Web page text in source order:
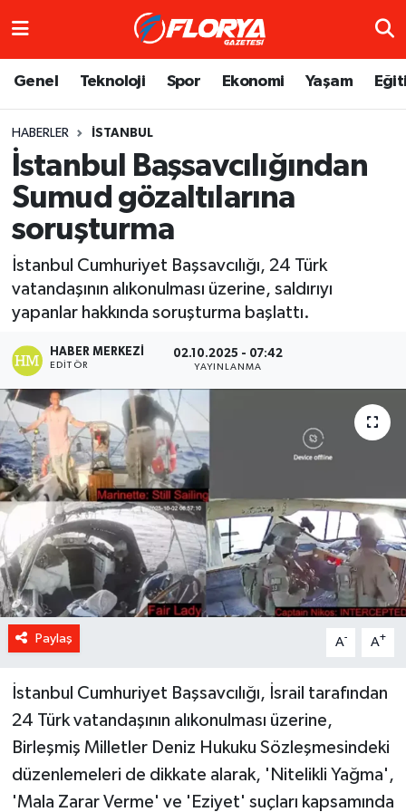
Genel Teknoloji Spor Ekonomi Yaşam
HABERLER İSTANBUL
İstanbul Başsavcılığından
Sumud gözaltılarına
soruşturma
İstanbul Cumhuriyet Başsavcılığı, 24 Türk
vatandaşının alıkonulması üzerine, saldırıyı
yapanlar hakkında soruşturma başlattı.
HABER MERKEZI
EDITÖR
02.10.2025 - 07:42
YAYINLANMA
Paylaş A- A+
İstanbul Cumhuriyet Başsavcılığı, İsrail tarafından
24 Türk vatandaşının alıkonulması üzerine,
Birleşmiş Milletler Deniz Hukuku Sözleşmesindeki
düzenlemeleri de dikkate alarak, 'Nitelikli Yağma',
'Mala Zarar Verme' ve 'Eziyet' suçları kapsamında
Trafik Durumu
Süper Lig Puan Durumu ve Fikstür
Tüm Manşetler
Haber Arşivi